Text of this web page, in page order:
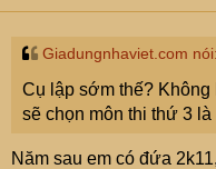
Giadungnhaviet.com nói:
Cụ lập sớm thế? Không
sẽ chọn môn thi thứ 3
Năm sau em có đứa